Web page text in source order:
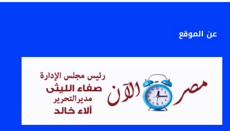
عن الموقع